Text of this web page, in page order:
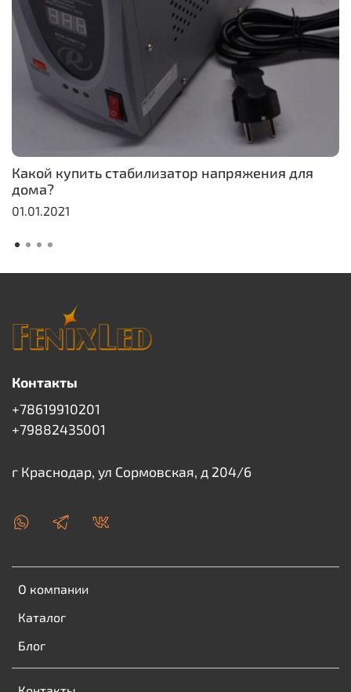
Какой купить стабилизатор напряжения для
дома?
01.01.2021
О компании
Каталог
Блог
Контакты
+78619910201
+79882435001
г Краснодар, ул Сормовская, д 204/6